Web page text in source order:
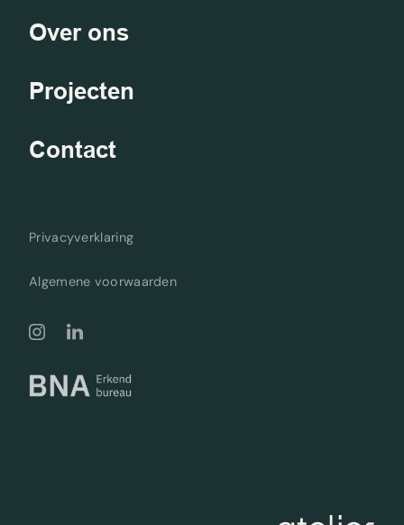
Over ons
Projecten
Contact
Privacyverklaring
Algemene voorwaarden